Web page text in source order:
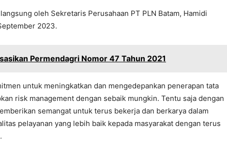
oleh Sekretaris Perusahaan PT PLN Batam, Hamidi
2023.
Permendagri Nomor 47 Tahun 2021
untuk meningkatkan dan mengedepankan penerapan tata
risk management dengan sebaik mungkin. Tentu saja dengan
semangat untuk terus bekerja dan berkarya dalam
pelayanan yang lebih baik kepada masyarakat dengan terus